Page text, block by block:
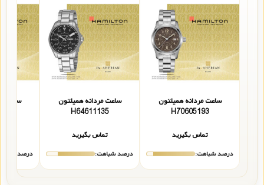
ساعت مردانه همیلتون
H70605193
تماس بگیرید
درصد شباهت:
ساعت مردانه همیلتون
H64611135
تماس بگیرید
درصد شباهت:
ساعت
درصد